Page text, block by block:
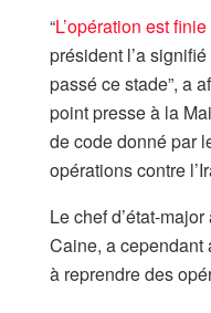
“L’opération est finie
président l’a
passé ce stade”, a
point presse à la
de code donné par
opérations contre
Le chef d’état-
Caine, a cependant
à reprendre des